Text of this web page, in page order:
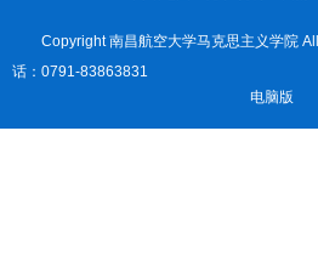
Copyright 南昌航空大学马克思主义学院
话：0791-83863831
电脑版